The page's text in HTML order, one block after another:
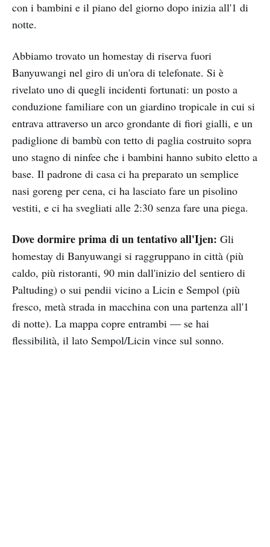
con i bambini e il piano del giorno dopo inizia all'1 di
notte.
Abbiamo trovato un homestay di riserva fuori
Banyuwangi nel giro di un'ora di telefonate. Si è
rivelato uno di quegli incidenti fortunati: un posto a
conduzione familiare con un giardino tropicale in cui si
entrava attraverso un arco grondante di fiori gialli, e un
padiglione di bambù con tetto di paglia costruito sopra
uno stagno di ninfee che i bambini hanno subito eletto a
base. Il padrone di casa ci ha preparato un semplice
nasi goreng per cena, ci ha lasciato fare un pisolino
vestiti, e ci ha svegliati alle 2:30 senza fare una piega.
Dove dormire prima di un tentativo all'Ijen: Gli
homestay di Banyuwangi si raggruppano in città (più
caldo, più ristoranti, 90 min dall'inizio del sentiero di
Paltuding) o sui pendii vicino a Licin e Sempol (più
fresco, metà strada in macchina con una partenza all'1
di notte). La mappa copre entrambi — se hai
flessibilità, il lato Sempol/Licin vince sul sonno.